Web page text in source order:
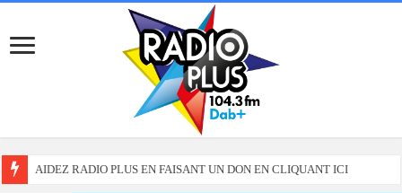
AIDEZ RADIO PLUS EN FAISANT UN DON EN CLIQUANT ICI